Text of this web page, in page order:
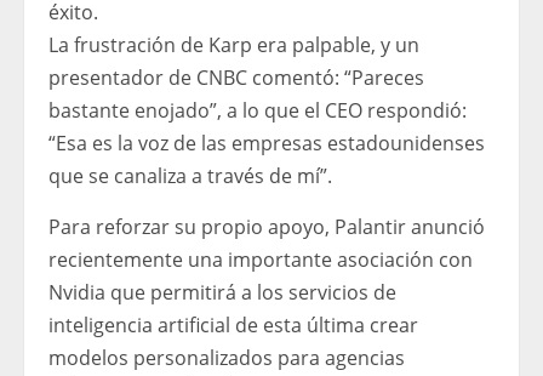
éxito.
La frustración de Karp era palpable, y un
presentador de CNBC comentó: “Pareces
bastante enojado”, a lo que el CEO respondió:
“Esa es la voz de las empresas estadounidenses
que se canaliza a través de mí”.
Para reforzar su propio apoyo, Palantir anunció
recientemente una importante asociación con
Nvidia que permitirá a los servicios de
inteligencia artificial de esta última crear
modelos personalizados para agencias